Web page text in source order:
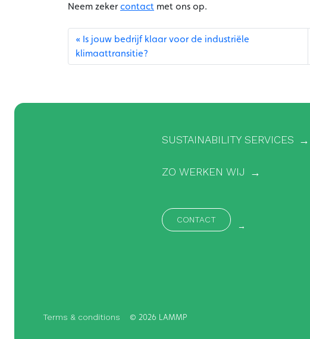
Neem zekercontact met ons op.
Is jouw bedrijf klaar voor de industriële
klimaattransitie?
SUSTAINABILITY SERVICES
ZO WERKEN WIJ
CONTACT
Terms & conditions © 2026 LAMMP